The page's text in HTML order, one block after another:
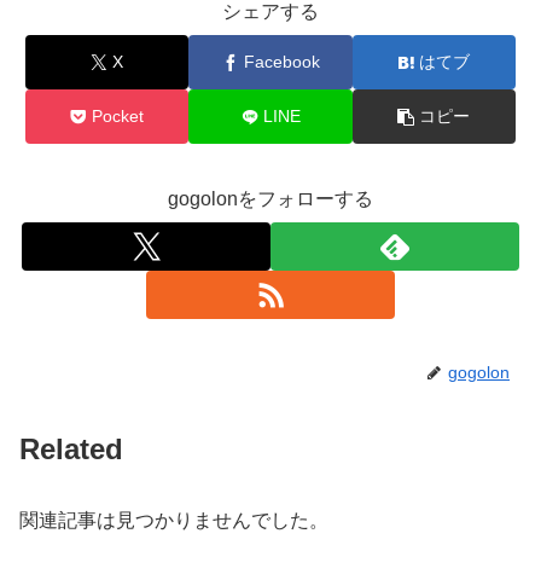
シェアする
X Facebook はてブ
Pocket LINE コピー
gogolonをフォローする
gogolon
Related
関連記事は見つかりませんでした。